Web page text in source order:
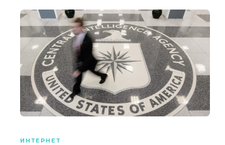
ИНТЕРНЕТ